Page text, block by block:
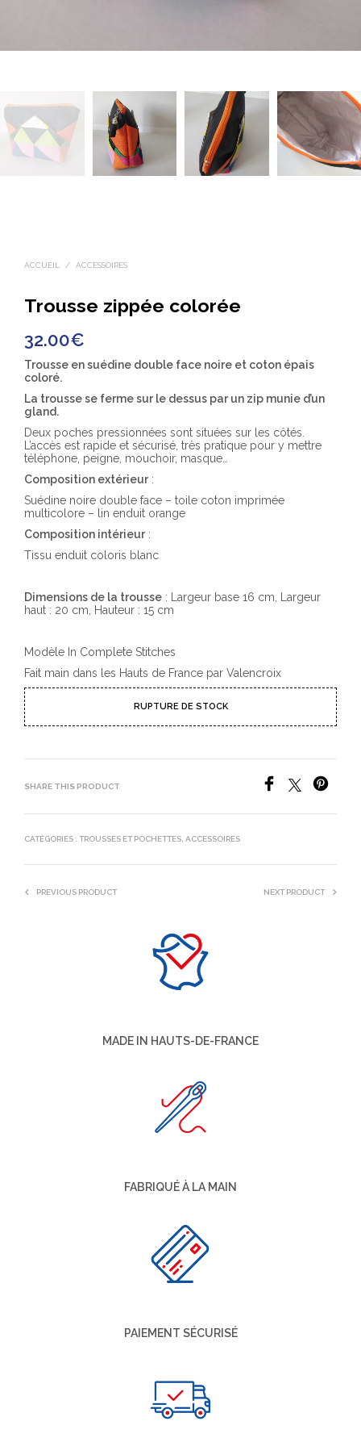
ACCUEIL / ACCESSOIRES
Trousse zippée colorée
32.00€
Trousse en suédine double face noire et coton épais
coloré.
La trousse se ferme sur le dessus par un zip munie d’un
gland.
Deux poches pressionnées sont situées sur les côtés.
L’accès est rapide et sécurisé, très pratique pour y mettre
téléphone, peigne, mouchoir, masque…
Composition extérieur:
Suédine noire double face – toile coton imprimée
multicolore – lin enduit orange
Composition intérieur:
Tissu enduit coloris blanc
Dimensions de la trousse : Largeur base 16 cm, Largeur
haut : 20 cm, Hauteur : 15 cm
Modèle In Complete Stitches
Fait main dans les Hauts de France par Valencroix
RUPTURE DE STOCK
SHARE THIS PRODUCT
CATÉGORIES : TROUSSES ET POCHETTES ACCESSOIRES
PREVIOUS PRODUCT NEXT PRODUCT
MADE IN HAUTS-DE-FRANCE
FABRIQUÉ À LA MAIN
PAIEMENT SÉCURISÉ